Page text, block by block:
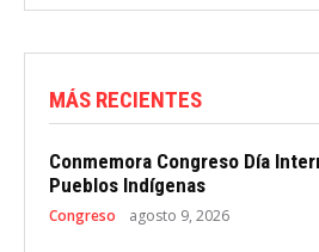
MÁS RECIENTES
Conmemora Congreso Día
Pueblos Indígenas
Congreso agosto 9, 2026